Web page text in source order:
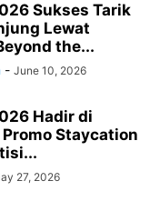
Sukses Tarik
Lewat
the...
- June 10, 2026
Hadir di
Staycation
27, 2026